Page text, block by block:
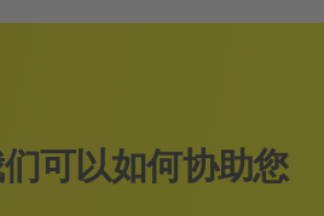
可以如何协助您